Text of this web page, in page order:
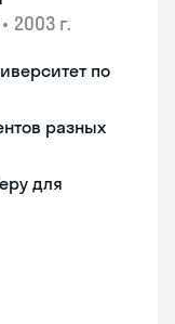
• 2003 г.
по
разных
для